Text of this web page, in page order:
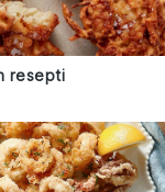
resepti